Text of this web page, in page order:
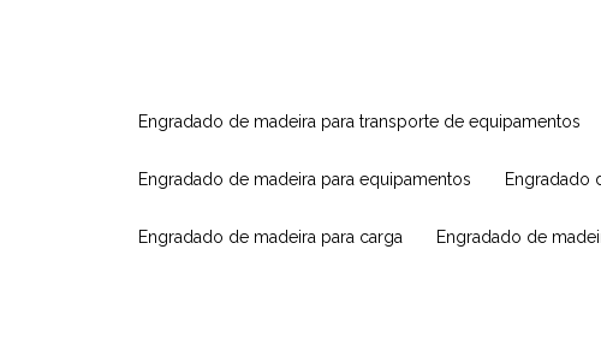
engradado de madeira para transporte de equipamentos
engradado de madeira para equipamentos engradado
engradado de madeira para carga engradado de